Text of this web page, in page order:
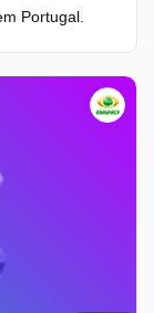
Portugal.